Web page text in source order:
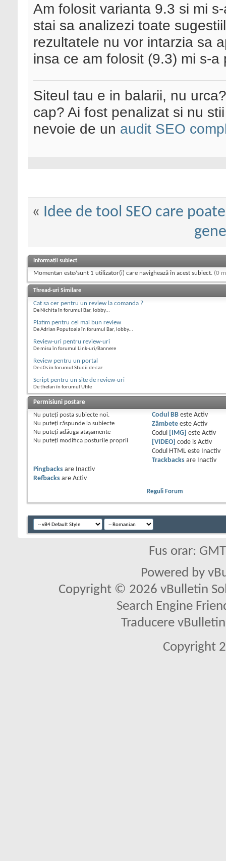
Am folosit varianta 9.3 si mi
stai sa analizezi toate
rezultatele nu vor intarzia sa
insa ce am folosit (9.3) mi s-
Siteul tau e in balarii, nu
cap? Ai fost penalizat si nu
nevoie de un audit SEO
« Idee de tool SEO care
Informații subiect
Momentan este/sunt 1 utilizator(i) care navighează în acest subiect. (0
Thread-uri Similare
Cat sa cer pentru un review la comanda ?
De Nichita în forumul Bar, lobby...
Platim pentru cel mai bun review
De Adrian Poputoaia în forumul Bar, lobby...
Review-uri pentru review-uri
De misu în forumul Link-uri/Bannere
Review pentru un portal
De c0s în forumul Studii de caz
Script pentru un site de review-uri
De thefan în forumul Utile
Permisiuni postare
Nu puteţi posta subiecte noi.
Nu puteţi răspunde la subiecte
Nu puteţi adăuga ataşamente
Nu puteţi modifica posturile proprii
Codul BBeste Activ
Zâmbeteeste Activ
Codul
[IMG] este Activ
[VIDEO]
code is Activ
Codul HTML este
Inactiv
Trackbacksare
Inactiv
Pingbacks are
Inactiv
Refbacks are Activ
Reguli Forum
Fus orar:
Powered by
Copyright © 2026 vBulletin
Search Engine
Traducere
Copyright